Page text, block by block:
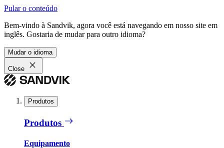
Pular o conteúdo
Bem-vindo à Sandvik, agora você está navegando em nosso site em
inglês. Gostaria de mudar para outro idioma?
Mudar o idioma
Close
Produtos
Produtos
Equipamento